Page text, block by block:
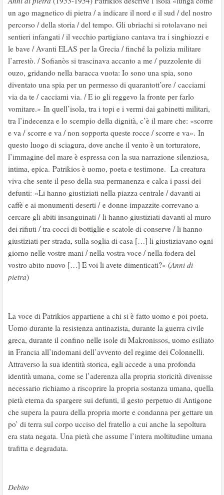
un ago magnetico di pietra / a indicare il nord e il sud / del nostro
percorso / della storia / del tempo. Gli ubriachi si rotolavano nei
sentieri infangati / il vecchio partigiano cantava tra i singhiozzi e
le bave / Avanti ELAS per la Grecia / finché la polizia militare
l’arrestò. / Sofianòs si trascinava accanto a me / puzzolente di
ouzo, gridando nella baracca vuota: Io sono una spia, sono
diventato una spia per un permesso di quarantott’ore / cacciami
via da te / cacciami via. / E io gli reggevo la fronte per farlo
vomitare.» In quell’isola, tra i topi e i vermi dai gabinetti militari,
tra l’indecenza e lo scempio della dignità, c’è il mare che: «scorre
e va / scorre e va / non sopporta queste rocce / scorre e va». In
questo luogo di sciagura, dove anche il vento è un torturatore,
l’immagine del mare è espressa con la sua narrazione silenziosa,
intima, epica. Patrikios è uomo, poeta e testimone. La creatura
viva che sente il peso della sua permanenza e calca i passi dei
defunti: «Li hanno giustiziati nella piazza centrale / davanti ai
caffè e ai monumenti deserti / e donne impazzite correvano a
cercare gli abiti insanguinati / li hanno giustiziati davanti al muro
dei rifiuti / tra cocci di bottiglie e scatole di conserve / li hanno
giustiziati per strada, sulla soglia di casa […] li giustiziavano ogni
giorno nelle vostre mani / nella vostra voce / nella fodera del
vostro abito nuovo […] E voi li avete dimenticati?» (Anni di
pietra)
La voce di Patrikios appartiene a chi si è fatto uomo e poi poeta.
Uomo durante la resistenza antinazista, durante la guerra civile
greca, durante il confino nelle isole di Makronissos, uomo esiliato
in Francia all’indomani dell’avvento del regime dei Colonnelli.
Attraverso la sua identità storica, egli accede a una profonda
identità umana, come se l’aderenza alla propria storicità divenisse
necessario richiamo a riscoprire la propria sostanza umana, quella
pietà eterna da spargere sui defunti, il gesto perpetuo di Antigone
che supera la paura della propria morte e condanna per gettare un
po’ di terra sul corpo ucciso del fratello a cui anche la sepoltura
era stata negata. Una pietà che assume l’intera moltitudine umana
trafitta e degradata.
Debito